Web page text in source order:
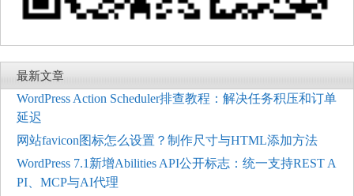
最新文章
WordPress Action Scheduler排查教程：解决任务积压和订单
延迟
网站favicon图标怎么设置？制作尺寸与HTML添加方法
WordPress 7.1新增Abilities API公开标志：统一支持REST A
PI、MCP与AI代理